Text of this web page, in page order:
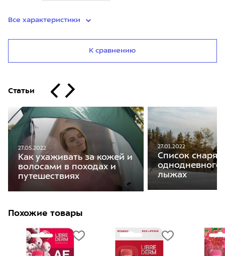
Все характеристики
К сравнению
Статьи
27.05.2022
Как ухаживать за кожей и
волосами в походах и
путешествиях
27.01.2022
Список
однодневного
лыжах
Похожие товары